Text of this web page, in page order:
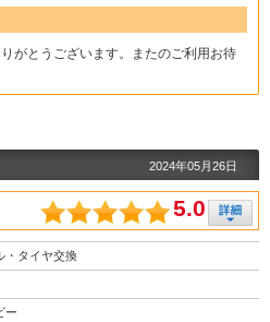
がとうございます。またのご利用お待
2024年05月26日
5.0
・タイヤ交換
ー